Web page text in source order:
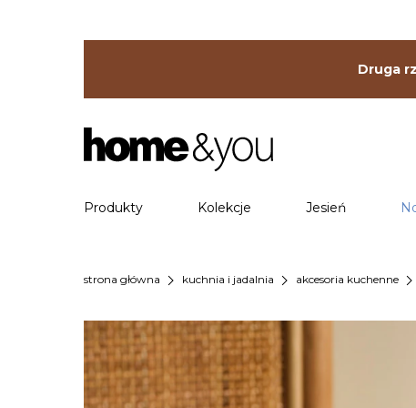
Druga
Produkty Kolekcje Jesień
strona główna chevron_right kuchnia i jadalnia chevron_right akcesoria kuchenne chevron_right